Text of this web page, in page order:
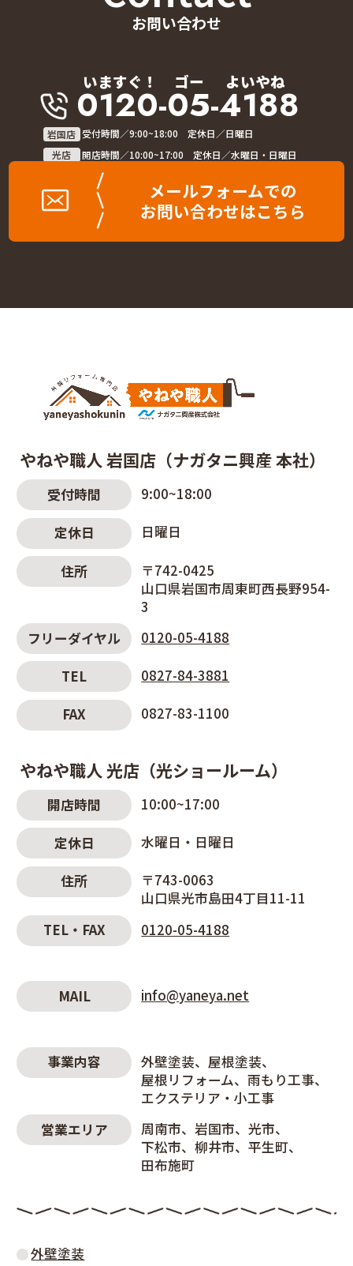
お問い合わせ
いますぐ！ ゴー よいやね
0120-05-4188
岩国店 受付時間／9:00~18:00 定休日／日曜日
光店
開店時間／10:00~17:00 定休日／水曜日・日曜日
メールフォームでの
お問い合わせはこちら
やねや職人 岩国店（ナガタニ興産 本社）
受付時間 9:00~18:00
定休日 日曜日
住所
〒742-0425
山口県岩国市周東町西長野954-
3
フリーダイヤル
0120-05-4188
TEL 0827-84-3881
FAX 0827-83-1100
やねや職人 光店（光ショールーム）
開店時間 10:00~17:00
定休日 水曜日・日曜日
住所
〒743-0063
山口県光市島田4丁目11-11
TEL・FAX
0120-05-4188
MAIL info@yaneya.net
事業内容 外壁塗装
屋根塗装
屋根リフォーム
雨もり工事
エクステリア・小工事
営業エリア
周南市 岩国市
光市
下松市
柳井市
平生町
田布施町
外壁塗装